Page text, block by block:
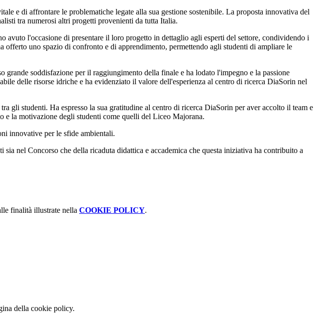
e di affrontare le problematiche legate alla sua gestione sostenibile. La proposta innovativa del
tra numerosi altri progetti provenienti da tutta Italia.
l'occasione di presentare il loro progetto in dettaglio agli esperti del settore, condividendo i
uno spazio di confronto e di apprendimento, permettendo agli studenti di ampliare le
grande soddisfazione per il raggiungimento della finale e ha lodato l'impegno e la passione
delle risorse idriche e ha evidenziato il valore dell'esperienza al centro di ricerca DiaSorin nel
gli studenti. Ha espresso la sua gratitudine al centro di ricerca DiaSorin per aver accolto il team e
e la motivazione degli studenti come quelli del Liceo Majorana.
innovative per le sfide ambientali.
nel Concorso che della ricaduta didattica e accademica che questa iniziativa ha contribuito a
finalità illustrate nella COOKIE POLICY.
della cookie policy.